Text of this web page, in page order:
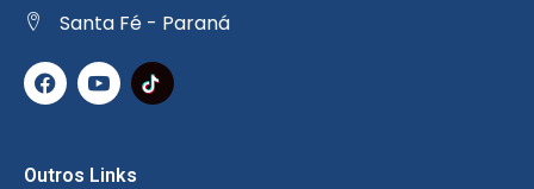
Santa Fé - Paraná
Outros Links